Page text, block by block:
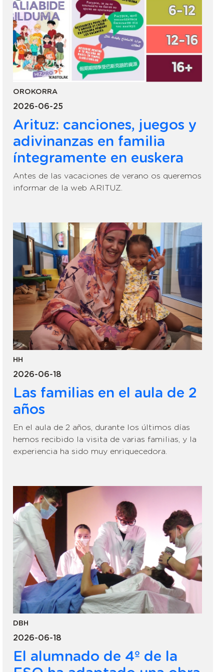
OROKORRA
2026-06-25
Arituz: canciones, juegos y
adivinanzas en familia
íntegramente en euskera
Antes de las vacaciones de verano os queremos
informar de la web ARITUZ.
HH
2026-06-18
Las familias en el aula de 2
años
En el aula de 2 años, durante los últimos días
hemos recibido la visita de varias familias, y la
experiencia ha sido muy enriquecedora.
DBH
2026-06-18
El alumnado de 4º de la